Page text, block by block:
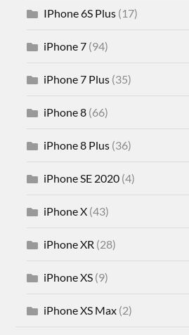
IPhone 6S Plus (17)
iPhone 7 (94)
iPhone 7 Plus (35)
iPhone 8 (66)
iPhone 8 Plus (36)
iPhone SE 2020 (4)
iPhone X (43)
iPhone XR (28)
iPhone XS (9)
iPhone XS Max (2)